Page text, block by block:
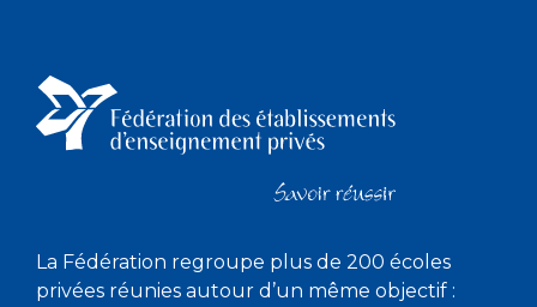
La Fédération regroupe plus de 200 écoles
privées réunies autour d’un même objectif :